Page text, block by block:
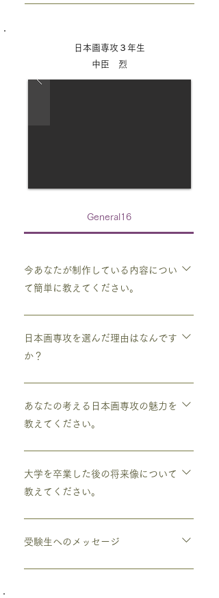
るというのは、とてもお得なような気がし
ってからはまだ断片的ではあるもののいろ
日本画専攻３年生
中臣 烈
General16
今あなたが制作している内容につい
て簡単に教えてください。
しています。 自分は花鳥画に興味がある
ので、宗元画の中でも鳥や植物が描いてあ
れる方法で模写しています。
日本画専攻を選んだ理由はなんです
か？
先生が日本画家であり身近に日本画があっ
たのが一つの要因だったと思います。高校
た先生である種の憧れもあり、あとは、デ
ッサンが好きだったのでとにかく描くこと
ができるのは何処だろうと考えた結果、日
感じでした。
あなたの考える日本画専攻の魅力を
教えてください。
きた画材や技法を使い、素材と対話する面
白さがあると思います。鉱物を砕いて作ら
があって沼にハマったら抜けられなるくら
い深い世界が存在しているのが個人的には
いるのではないかと考えています。自分
大学を卒業した後の将来像について
教えてください。
ていくか悩んでいる最中です。 作家とし
思うので何かしら日本画というものに携わ
受験生へのメッセージ